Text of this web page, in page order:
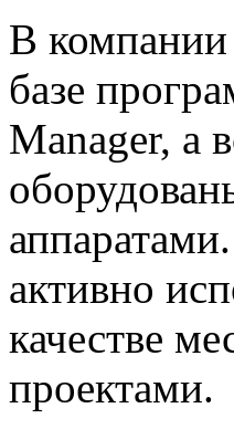
В компании
базе
Manager, а
активно
качестве
проектами.